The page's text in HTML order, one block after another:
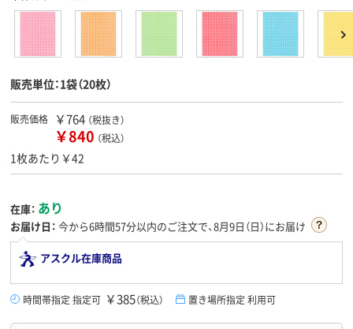
販売単位：1袋（20枚）
販売価格 ￥764 （税抜き）
￥840 （税込）
1枚あたり￥42
在庫： あり
お届け日： 今から6時間57分以内のご注文で、8月9日（日）にお届け
アスクル在庫商品
時間帯指定 指定可 ￥385（税込） 置き場所指定 利用可